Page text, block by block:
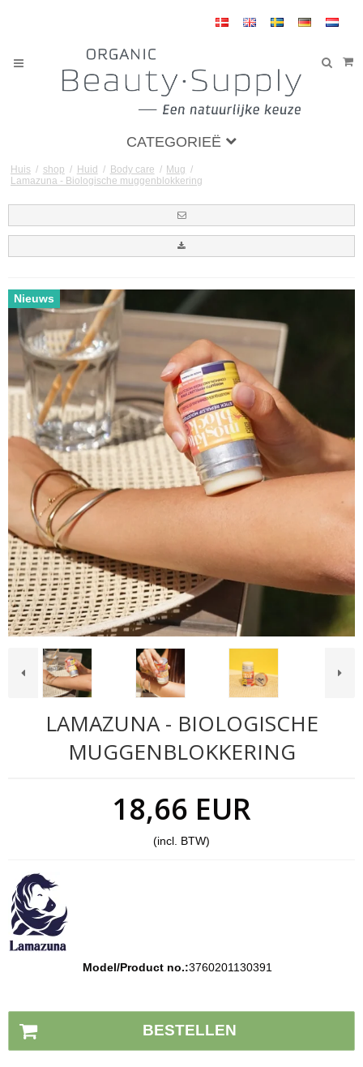
CATEGORIEË
Huis / shop / Huid / Body care / Mug /
Lamazuna - Biologische muggenblokkering
Nieuws
LAMAZUNA - BIOLOGISCHE
MUGGENBLOKKERING
18,66 EUR
(incl. BTW)
Model/Product no.:3760201130391
BESTELLEN